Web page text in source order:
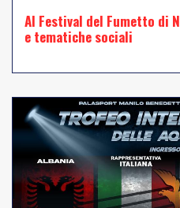
Al Festival del Fumetto di
e tematiche sociali